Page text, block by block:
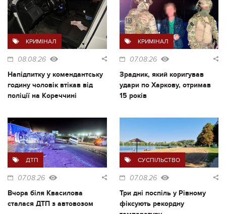
КРИМІНАЛ
08.08.26
Напідпитку у комендантську
годину чоловік втікав від
поліції на Кореччині
КРИМІНАЛ
07.08.26
Зрадник, який коригував
удари по Харкову, отримав
15 років
ДТП
07.08.26
Вчора біля Квасилова
сталася ДТП з автовозом
СУСПІЛЬСТВО
07.08.26
Три дні поспіль у Рівному
фіксують рекордну